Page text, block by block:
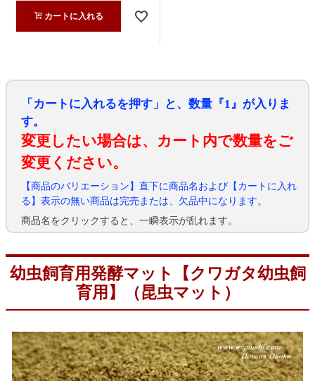
カートに入れる
「カートに入れるを押す」と、数量『1』が入りま
す。
変更したい場合は、カート内で数量をご
変更ください。
【商品のバリエーション】直下に商品名および【カートに入れ
る】表示の無い商品は完売または、欠品中になります。
商品名をクリックすると、一瞬表示が乱れます。
幼虫飼育用発酵マット【クワガタ幼虫飼
育用】（昆虫マット）